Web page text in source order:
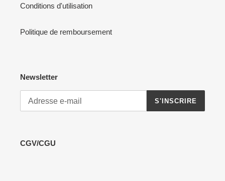
Conditions d'utilisation
Politique de remboursement
Newsletter
S'INSCRIRE
CGV/CGU